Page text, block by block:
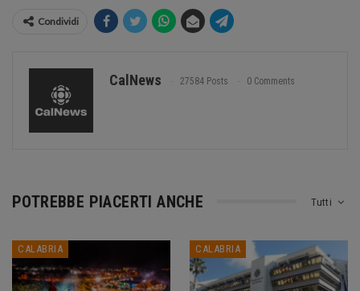
Condividi
CalNews 27584 Posts 0 Comments
Tutti
POTREBBE PIACERTI ANCHE
CALABRIA CALABRIA